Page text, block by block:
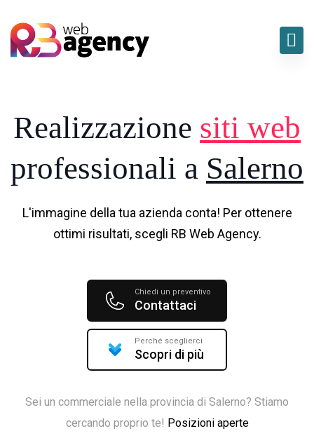
Realizzazione siti web
professionali a Salerno
L'immagine della tua azienda conta! Per ottenere
ottimi risultati, scegli RB Web Agency.
Chiedi un preventivo
Contattaci
Perché sceglierci
Scopri di più
Sei un commerciale nella provincia di Salerno? Stiamo
cercando proprio te! Posizioni aperte